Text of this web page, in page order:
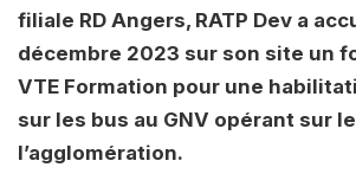
filiale RD Angers, RATP Dev a
décembre 2023 sur son site un
VTE Formation pour une
sur les bus au GNV opérant sur
l’agglomération.